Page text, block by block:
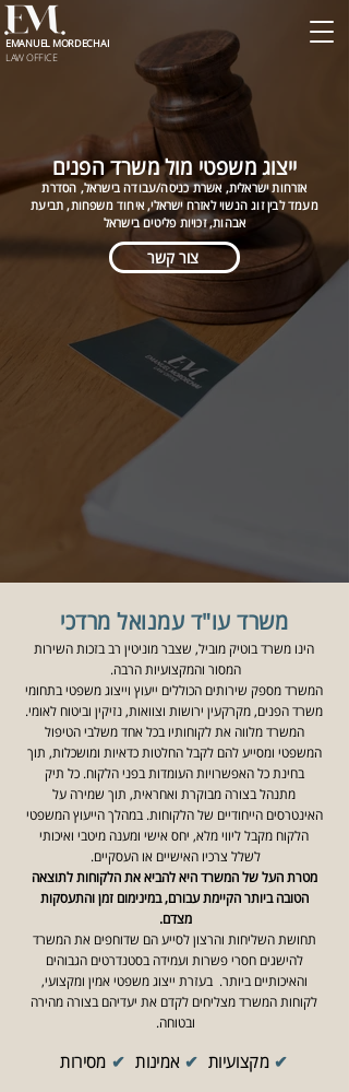
EMANUEL MORDECHAI
LAW OFFICE
ייצוג משפטי מול משרד הפנים
אזרחות ישראלית, אשרת כניסה/עבודה בישראל, הסדרת
מעמד לבין זוג הנשוי לאזרח ישראלי, איחוד משפחות, תביעת
אבהות, זכויות פליטים בישראל
צור קשר
משרד עו"ד עמנואל מרדכי
הינו משרד בוטיק מוביל, שצבר מוניטין רב בזכות השירות
המסור והמקצועיות הרבה.
המשרד מספק שירותים הכוללים ייעוץ וייצוג משפטי בתחומי
משרד הפנים, מקרקעין ירושות וצוואות, נזיקין וביטוח לאומי.
המשרד מלווה את לקוחותיו בכל אחד משלבי הטיפול
המשפטי ומסייע להם לקבל החלטות כדאיות ומושכלות, תוך
בחינת כל האפשרויות העומדות בפני הלקוח.כל תיק
מתנהל בצורה מבוקרת ואחראית, תוך שמירה על
האינטרסים הייחודיים של הלקוחות.במהלך הייעוץ המשפטי
הלקוח מקבל ליווי מלא, יחס אישי ומענה מיטבי ואיכותי
לשלל צרכיו האישיים או העסקיים.
מטרת העל של המשרד היא להביא את הלקוחות לתוצאה
הטובה ביותר הקיימת עבורם, במינימום זמן והתעסקות
מצדם.
תחושת השליחות והרצון לסייע הם שדוחפים את המשרד
להישגים חסרי פשרות ועמידה בסטנדרטים הגבוהים
והאיכותיים ביותר.בעזרת ייצוג משפטי אמין ומקצועי,
לקוחות המשרד מצליחים לקדם את יעדיהם בצורה מהירה
ובטוחה.
✔ מקצועיות ✔אמינות ✔ מסירות